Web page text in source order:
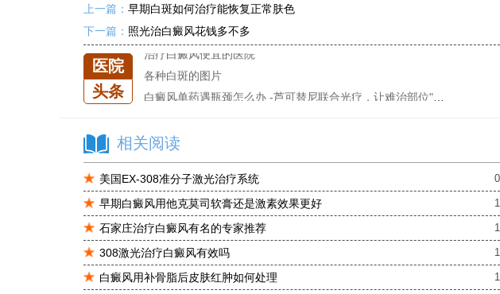
上一篇： 早期白斑如何治疗能恢复正常肤色
下一篇： 照光治白癜风花钱多不多
医院
头条
石家庄远大中医皮肤医院怎么样
石家庄专治白斑医院
治疗白癜风便宜的医院
各种白斑的图片
白癜风单药遇瓶颈怎么办 -芦可替尼联合光疗，让难治部位"跟上来"
肚子上有几块白色斑块怎么治
相关阅读
美国EX-308准分子激光治疗系统
早期白癜风用他克莫司软膏还是激素效果更好
石家庄治疗白癜风有名的专家推荐
308激光治疗白癜风有效吗
白癜风用补骨脂后皮肤红肿如何处理